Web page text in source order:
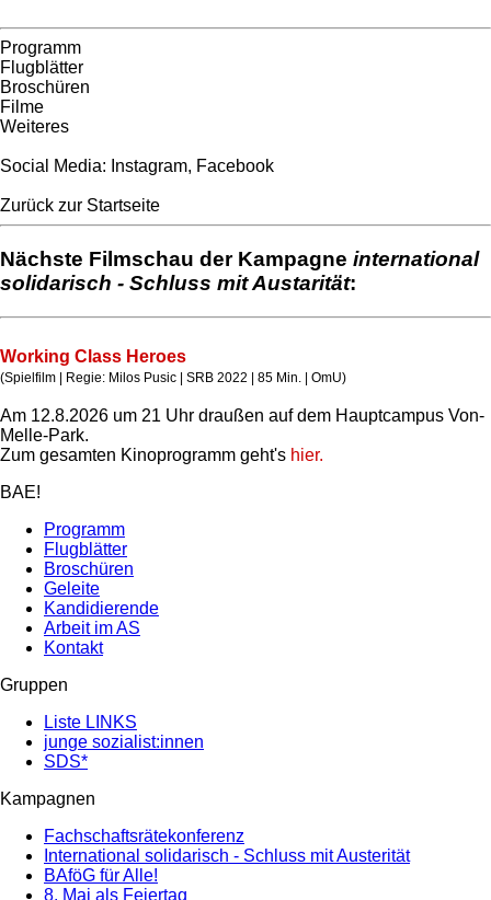
Programm
Flugblätter
Broschüren
Filme
Weiteres
Social Media: Instagram, Facebook
Zurück zur Startseite
Nächste Filmschau der Kampagne international
solidarisch - Schluss mit Austarität:
Working Class Heroes
(Spielfilm | Regie: Milos Pusic | SRB 2022 | 85 Min. | OmU)
Am 12.8.2026 um 21 Uhr draußen auf dem Hauptcampus Von-
Melle-Park.
Zum gesamten Kinoprogramm geht's hier.
BAE!
Programm
Flugblätter
Broschüren
Geleite
Kandidierende
Arbeit im AS
Kontakt
Gruppen
Liste LINKS
junge sozialist:innen
SDS*
Kampagnen
Fachschaftsrätekonferenz
International solidarisch - Schluss mit Austerität
BAföG für Alle!
8. Mai als Feiertag